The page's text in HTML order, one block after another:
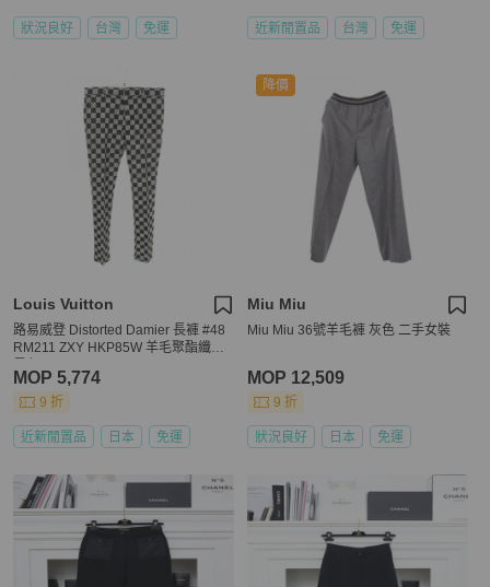
狀況良好 台灣 免運 近新閒置品 台灣 免運
Louis Vuitton
路易威登 Distorted Damier 長褲 #48
RM211 ZXY HKP85W 羊毛聚酯纖維
MOP 5,774
9 折
近新閒置品 日本 免運
降價
Miu Miu
Miu Miu 36號羊毛褲 灰色 二手女裝
MOP 12,509
9 折
狀況良好 日本 免運